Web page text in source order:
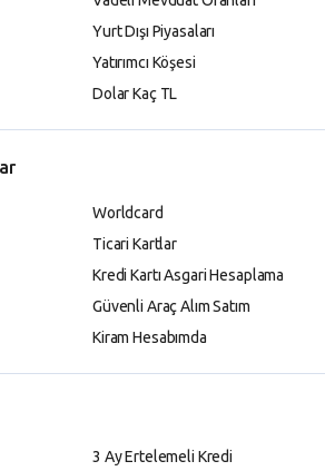
Yurt Dışı Piyasaları
Yatırımcı Köşesi
Dolar Kaç TL
Worldcard
Ticari Kartlar
Kredi Kartı Asgari Hesaplama
Güvenli Araç Alım Satım
Kiram Hesabımda
3 Ay Ertelemeli Kredi